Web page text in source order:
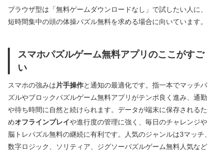
ブラウザ型は「無料ゲームダウンロードなし」で試したい人に、
短時間集中の頭の体操パズル無料を求める場合に向いています。
スマホパズルゲーム無料アプリのここがすご
い
スマホの強みは片手操作と通知の最適化です。指一本でマッチパ
ズルやブロックパズルゲーム無料アプリがテンポ良く進み、通勤
や待ち時間に自然と続けられます。データが端末に保存されるた
めオフラインプレイや進行度の管理に強く、毎日のチャレンジや
脳トレパズル無料の継続に有利です。人気のジャンルは3マッチ、
数字ロジック、ソリティア、ジグソーパズルゲーム無料人気など